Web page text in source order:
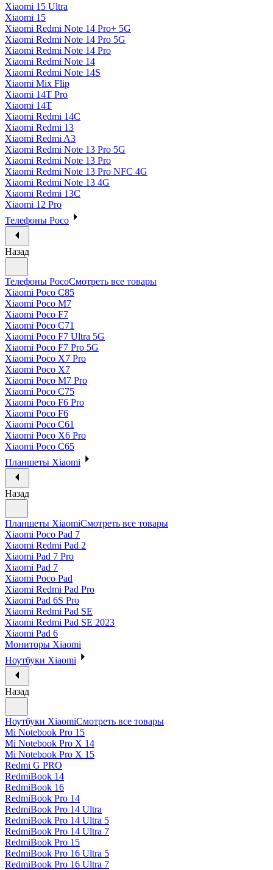
Xiaomi 15 Ultra
Xiaomi 15
Xiaomi Redmi Note 14 Pro+ 5G
Xiaomi Redmi Note 14 Pro 5G
Xiaomi Redmi Note 14 Pro
Xiaomi Redmi Note 14
Xiaomi Redmi Note 14S
Xiaomi Mix Flip
Xiaomi 14T Pro
Xiaomi 14T
Xiaomi Redmi 14C
Xiaomi Redmi 13
Xiaomi Redmi A3
Xiaomi Redmi Note 13 Pro 5G
Xiaomi Redmi Note 13 Pro
Xiaomi Redmi Note 13 Pro NFC 4G
Xiaomi Redmi Note 13 4G
Xiaomi Redmi 13C
Xiaomi 12 Pro
Телефоны Poco
Назад
Телефоны PocoСмотреть все товары
Xiaomi Poco C85
Xiaomi Poco M7
Xiaomi Poco F7
Xiaomi Poco C71
Xiaomi Poco F7 Ultra 5G
Xiaomi Poco F7 Pro 5G
Xiaomi Poco X7 Pro
Xiaomi Poco X7
Xiaomi Poco M7 Pro
Xiaomi Poco C75
Xiaomi Poco F6 Pro
Xiaomi Poco F6
Xiaomi Poco C61
Xiaomi Poco X6 Pro
Xiaomi Poco C65
Планшеты Xiaomi
Назад
Планшеты XiaomiСмотреть все товары
Xiaomi Poco Pad 7
Xiaomi Redmi Pad 2
Xiaomi Pad 7 Pro
Xiaomi Pad 7
Xiaomi Poco Pad
Xiaomi Redmi Pad Pro
Xiaomi Pad 6S Pro
Xiaomi Redmi Pad SE
Xiaomi Redmi Pad SE 2023
Xiaomi Pad 6
Мониторы Xiaomi
Ноутбуки Xiaomi
Назад
Ноутбуки XiaomiСмотреть все товары
Mi Notebook Pro 15
Mi Notebook Pro X 14
Mi Notebook Pro X 15
Redmi G PRO
RedmiBook 14
RedmiBook 16
RedmiBook Pro 14
RedmiBook Pro 14 Ultra
RedmiBook Pro 14 Ultra 5
RedmiBook Pro 14 Ultra 7
RedmiBook Pro 15
RedmiBook Pro 16 Ultra 5
RedmiBook Pro 16 Ultra 7